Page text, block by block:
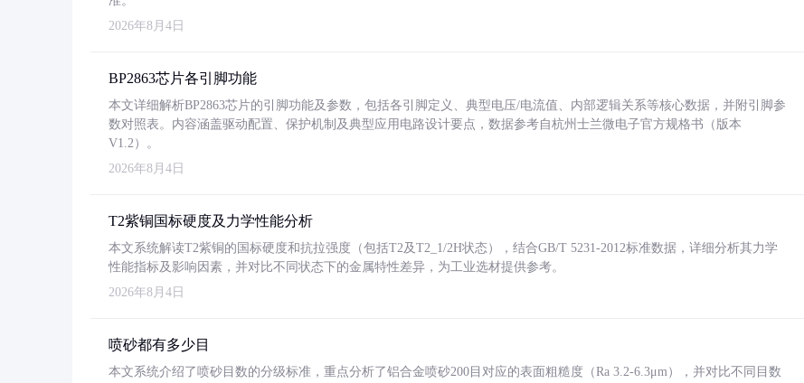
2026年8月4日
BP2863芯片各引脚功能
本文详细解析BP2863芯片的引脚功能及参数，包括各引脚定义、典型电压/电流值、内部逻辑关系等核心数据，并附引脚参
数对照表。内容涵盖驱动配置、保护机制及典型应用电路设计要点，数据参考自杭州士兰微电子官方规格书（版本
V1.2）。
2026年8月4日
T2紫铜国标硬度及力学性能分析
本文系统解读T2紫铜的国标硬度和抗拉强度（包括T2及T2_1/2H状态），结合GB/T 5231-2012标准数据，详细分析其力学
性能指标及影响因素，并对比不同状态下的金属特性差异，为工业选材提供参考。
2026年8月4日
喷砂都有多少目
本文系统介绍了喷砂目数的分级标准，重点分析了铝合金喷砂200目对应的表面粗糙度（Ra 3.2-6.3μm），并对比不同目数